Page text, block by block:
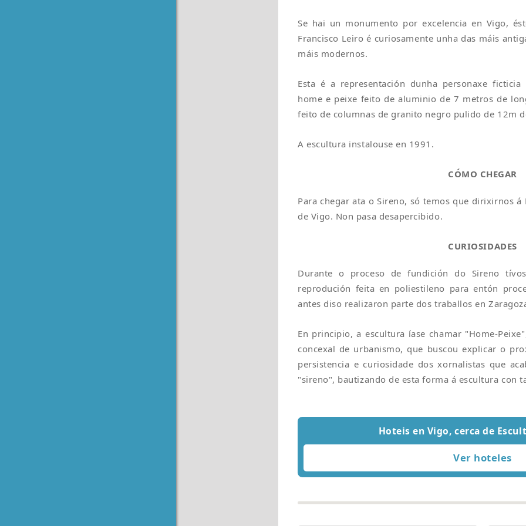
Se hai un monumento por excelencia en Vigo,
Francisco Leiro é curiosamente unha das máis
máis modernos.
Esta é a representación dunha personaxe
home e peixe feito de aluminio de 7 metros de
feito de columnas de granito negro pulido de 12m
A escultura instalouse en 1991.
CÓMO CHEGAR
Para chegar ata o Sireno, só temos que dirixirnos
de Vigo. Non pasa desapercibido.
CURIOSIDADES
Durante o proceso de fundición do Sireno
reprodución feita en poliestileno para entón
antes diso realizaron parte dos traballos en
En principio, a escultura íase chamar "Home-
concexal de urbanismo, que buscou explicar o
persistencia e curiosidade dos xornalistas que
"sireno", bautizando de esta forma á escultura con
Hoteis en Vigo, cerca de